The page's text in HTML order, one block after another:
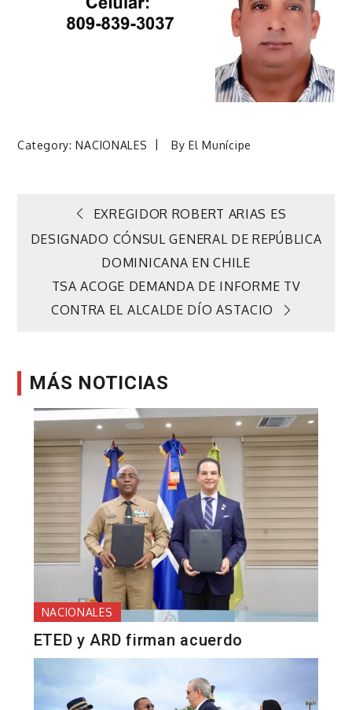
Category:NACIONALES ByEl Munícipe
Navegación
entradas
EXREGIDOR ROBERT ARIAS ES
DESIGNADO CÓNSUL GENERAL DE REPÚBLICA
DOMINICANA EN CHILE
TSA ACOGE DEMANDA DE INFORME TV
CONTRA EL ALCALDE DÍO ASTACIO
MÁS NOTICIAS
NACIONALES
ETED y ARD firman acuerdo